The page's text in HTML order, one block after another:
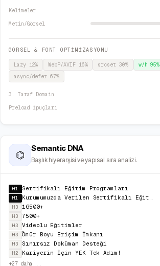
Kelimeler
Metin/Görsel
GÖRSEL & FONT OPTİMİZASYONU
Lazy 12% WebP/AVIF 16% srcset 30% w/h95%
async/defer67%
3. Taraf Domain
Preload İpuçları
⌬
Semantic DNA
Başlık hiyerarşisi ve yapısal sıra analizi.
H1 Sertifikalı Eğitim Programları
H1 Kurumumuzda Verilen Sertifikalı Eğitimler Üniversite Vee-Devlet Onaylı Olup Uluslararası Geçerliliği
H3 16500+
H3 7500+
H3 Videolu Eğitimler
H3 Ömür Boyu Erişim İmkanı
H3 Sınırsız Doküman Desteği
H2 Kariyerin İçin YEK Tek Adım!
+27daha...